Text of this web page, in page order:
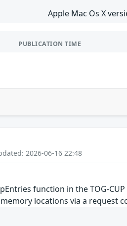
Apple Mac Os X
PUBLICATION TIME
2026-06-16 22:48
function in the TOG-
locations via a request